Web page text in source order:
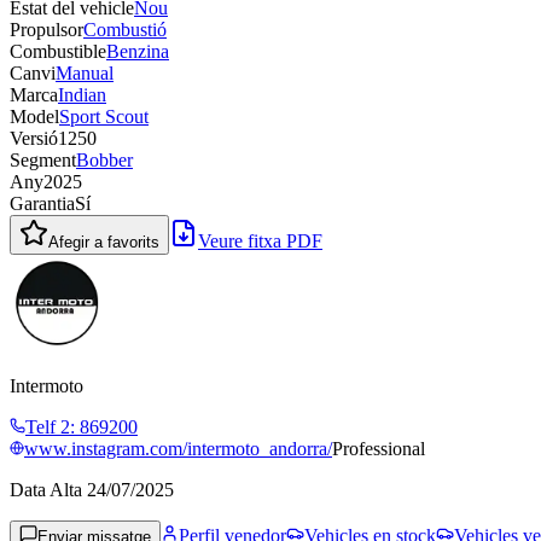
Estat del vehicleNou
PropulsorCombustió
CombustibleBenzina
CanviManual
MarcaIndian
ModelSport Scout
Versió1250
SegmentBobber
Any2025
GarantiaSí
Afegir a favorits Veure fitxa PDF
Intermoto
Telf 2: 869200
www.instagram.com/intermoto_andorra/Professional
Data Alta 24/07/2025
Enviar missatge Perfil venedor Vehicles en stock Vehicles